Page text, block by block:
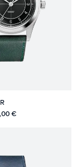
€